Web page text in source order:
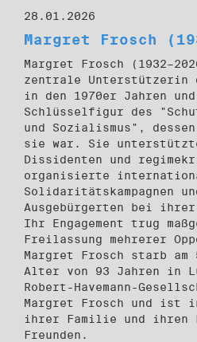
28.01.2026
Margret Frosch
Margret Frosch
zentrale Unterstützerin
in den 1970er Jahren
Schlüsselfigur des
und Sozialismus",
sie war. Sie
Dissidenten und
organisierte
Solidaritätskampagnen
Ausgebürgerten bei
Ihr Engagement trug
Freilassung mehrerer
Margret Frosch starb am
Alter von 93 Jahren in
Robert-Havemann-
Margret Frosch und ist
ihrer Familie und ihren
Freunden.